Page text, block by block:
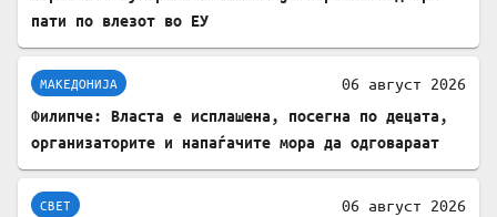
пати по влезот во ЕУ
МАКЕДОНИЈА 06 август 2026
Филипче: Власта е исплашена, посегна по децата,
организаторите и напаѓачите мора да одговараат
СВЕТ 06 август 2026